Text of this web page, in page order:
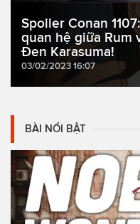
Spoiler Conan
quan hệ giữa Rum
Đen Karasuma!
03/02/2023 16:07
BÀI NỔI BẬT